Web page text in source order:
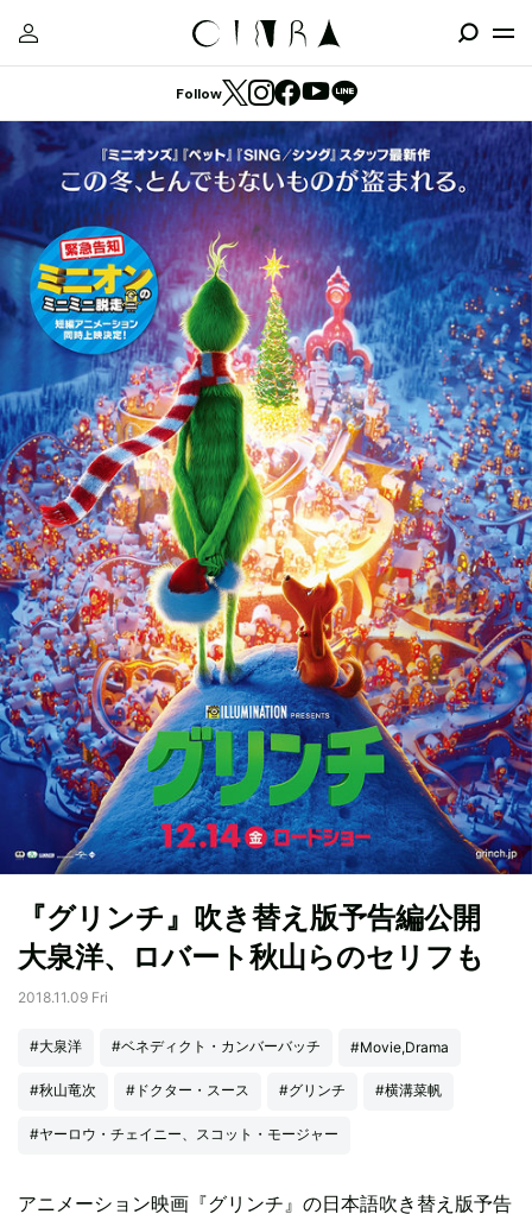
Follow
『グリンチ』吹き替え版予告編公開
大泉洋、ロバート秋山らのセリフも
2018.11.09 Fri
#大泉洋 #ベネディクト・カンバーバッチ #Movie,Drama
#秋山竜次 #ドクター・スース #グリンチ #横溝菜帆
#ヤーロウ・チェイニー、スコット・モージャー
アニメーション映画『グリンチ』の日本語吹き替え版予告